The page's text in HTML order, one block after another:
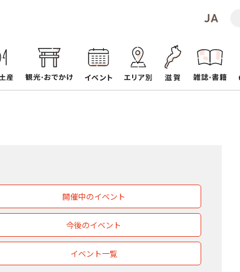
開催中のイベント
今後のイベント
イベント一覧